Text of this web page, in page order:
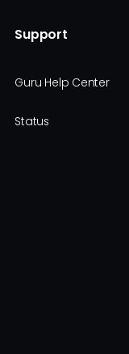
Support
Guru Help Center
Status